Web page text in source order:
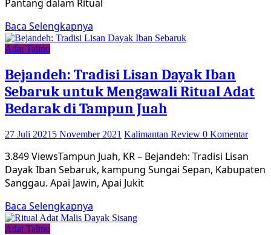
Pantang dalam Ritual
Baca Selengkapnya
Adat Talino
Bejandeh: Tradisi Lisan Dayak Iban
Sebaruk untuk Mengawali Ritual Adat
Bedarak di Tampun Juah
27 Juli 2021 5 November 2021 Kalimantan Review 0 Komentar
3.849 ViewsTampun Juah, KR – Bejandeh: Tradisi Lisan
Dayak Iban Sebaruk, kampung Sungai Sepan, Kabupaten
Sanggau. Apai Jawin, Apai Jukit
Baca Selengkapnya
Adat Talino